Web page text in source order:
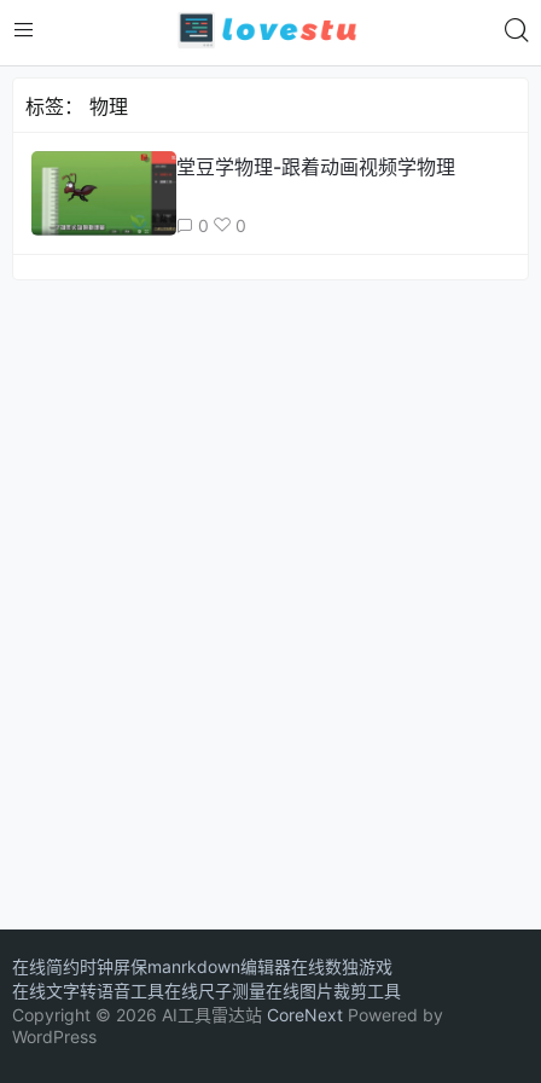
标签： 物理
堂豆学物理-跟着动画视频学物理
0 0
在线简约时钟屏保manrkdown编辑器在线数独游戏
在线文字转语音工具在线尺子测量在线图片裁剪工具
Copyright © 2026 AI工具雷达站 CoreNext Powered by
WordPress